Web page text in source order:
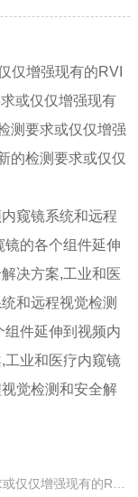
仅增强现有的RVI
或仅仅增强现有
测要求或仅仅增强
的检测要求或仅仅
窥镜系统和远程
的各个组件延伸
决方案,工业和医
和远程视觉检测
件延伸到视频内
工业和医疗内窥镜
觉检测和安全解